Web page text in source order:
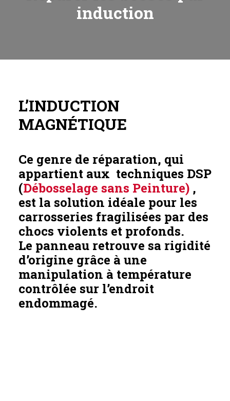
induction
L’INDUCTION
MAGNÉTIQUE
Ce genre de réparation, qui
appartient aux techniques DSP
(Débosselage sans Peinture) ,
est la solution idéale pour les
carrosseries fragilisées par des
chocs violents et profonds.
Le panneau retrouve sa rigidité
d’origine grâce à une
manipulation à température
contrôlée sur l’endroit
endommagé.